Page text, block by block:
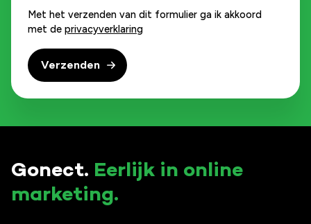
Met het verzenden van dit formulier ga ik akkoord
met de privacyverklaring
Gonect. Eerlijk in online
marketing.